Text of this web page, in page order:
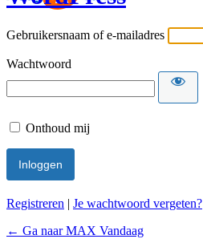
Gebruikersnaam of e-mailadres
Wachtwoord
Onthoud mij
Registreren | Je wachtwoord vergeten?
← Ga naar MAX Vandaag